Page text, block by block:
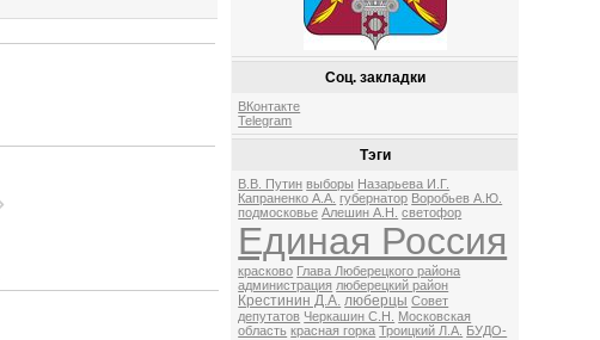
Соц. закладки
ВКонтакте
Telegram
Тэги
В.В. Путин выборы Назарьева И.Г.
Капраненко А.А. губернатор Воробьев А.Ю.
подмосковье Алешин А.Н. светофор
Единая Россия
красково Глава Люберецкого района
администрация люберецкий район
Крестинин Д.А. люберцы Совет
депутатов Черкашин С.Н.
Московская
область красная горка Троицкий Л.А. БУДО-